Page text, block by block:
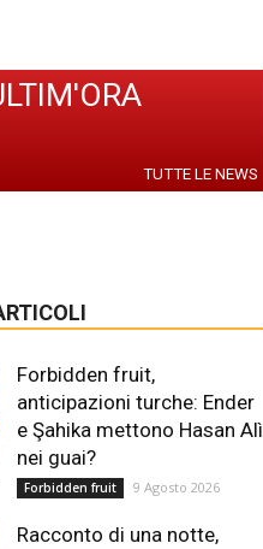
TUTTE LE NEWS
Forbidden fruit,
anticipazioni turche: Ender
e Şahika mettono Hasan Alì
nei guai?
Forbidden fruit 9 Agosto 2026
Racconto di una notte,